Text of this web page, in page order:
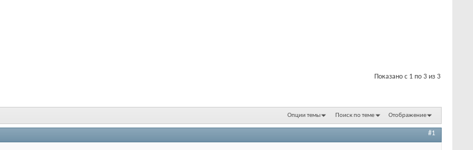
Показано с 1 по 3 из 3
Опции темы Поиск по теме Отображение
#1